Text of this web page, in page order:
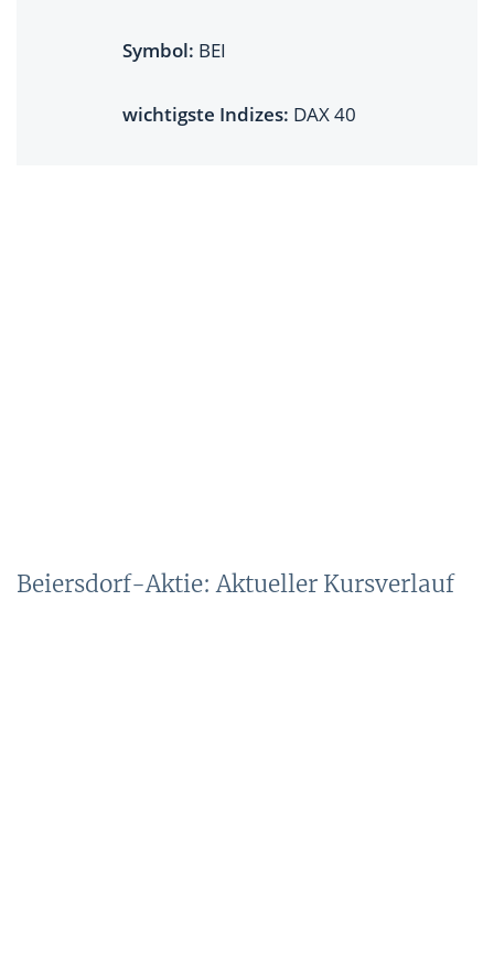
Symbol: BEI
wichtigste Indizes: DAX 40
Beiersdorf-Aktie: Aktueller Kursverlauf